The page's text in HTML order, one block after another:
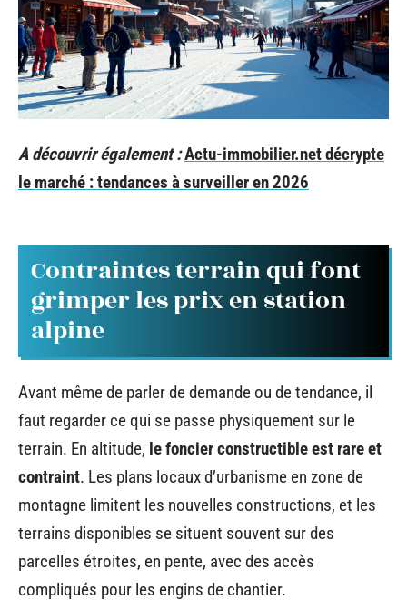
A découvrir également :Actu-immobilier.net décrypte
le marché : tendances à surveiller en 2026
Contraintes terrain qui font
grimper les prix en station
alpine
Avant même de parler de demande ou de tendance, il
faut regarder ce qui se passe physiquement sur le
terrain. En altitude, le foncier constructible est rare et
contraint. Les plans locaux d’urbanisme en zone de
montagne limitent les nouvelles constructions, et les
terrains disponibles se situent souvent sur des
parcelles étroites, en pente, avec des accès
compliqués pour les engins de chantier.